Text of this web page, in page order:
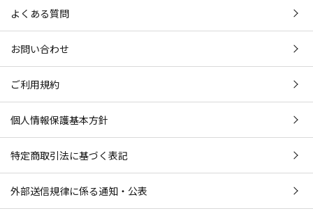
よくある質問
お問い合わせ
ご利用規約
個人情報保護基本方針
特定商取引法に基づく表記
外部送信規律に係る通知・公表